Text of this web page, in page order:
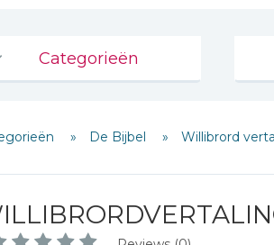
Categorieën
De Bijbel
Bijbelse Dagboeken 2026
Bijbelstudie groepen
De Bijbel Willibrord
hieronder je review!